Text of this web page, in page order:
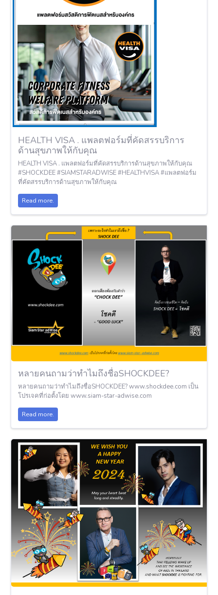
HEALTH VISA . แพลตฟอร์มที่คัดสรรบริการ
ด้านสุขภาพให้กับคุณ
HEALTH VISA . แพลตฟอร์มที่คัดสรรบริการด้านสุขภาพให้กับคุณ
#SHOCKDEE #SIAMSTARADWISE #HEALTHVISA #แพลตฟอร์ม
ที่คัดสรรบริการด้านสุขภาพให้กับคุณ
Read more.
หลายคนถามว่าทำไมถึงชื่อSHOCKDEE?
หลายคนถามว่าทำไมถึงชื่อSHOCKDEE? www.shockdee.com เป็น
โปรเจคที่ก่อตั้งโดย www.siam-star-adwise.com
Read more.